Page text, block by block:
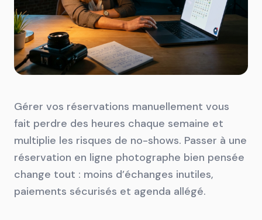
Gérer vos réservations manuellement vous
fait perdre des heures chaque semaine et
multiplie les risques de no-shows. Passer à une
réservation en ligne photographe bien pensée
change tout : moins d’échanges inutiles,
paiements sécurisés et agenda allégé.